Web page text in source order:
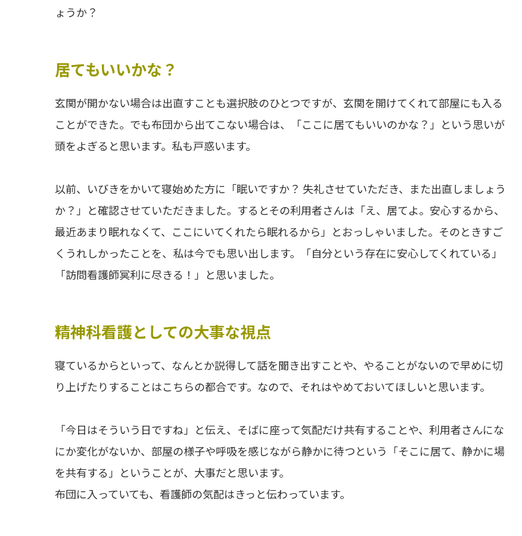
ょうか？
居てもいいかな？
玄関が開かない場合は出直すことも選択肢のひとつですが、玄関を開けてくれて部屋にも入る
ことができた。でも布団から出てこない場合は、「ここに居てもいいのかな？」という思いが
頭をよぎると思います。私も戸惑います。
以前、いびきをかいて寝始めた方に「眠いですか？ 失礼させていただき、また出直しましょう
か？」と確認させていただきました。するとその利用者さんは「え、居てよ。安心するから、
最近あまり眠れなくて、ここにいてくれたら眠れるから」とおっしゃいました。そのときすご
くうれしかったことを、私は今でも思い出します。「自分という存在に安心してくれている」
「訪問看護師冥利に尽きる！」と思いました。
精神科看護としての大事な視点
寝ているからといって、なんとか説得して話を聞き出すことや、やることがないので早めに切
り上げたりすることはこちらの都合です。なので、それはやめておいてほしいと思います。
「今日はそういう日ですね」と伝え、そばに座って気配だけ共有することや、利用者さんにな
にか変化がないか、部屋の様子や呼吸を感じながら静かに待つという「そこに居て、静かに場
を共有する」ということが、大事だと思います。
布団に入っていても、看護師の気配はきっと伝わっています。